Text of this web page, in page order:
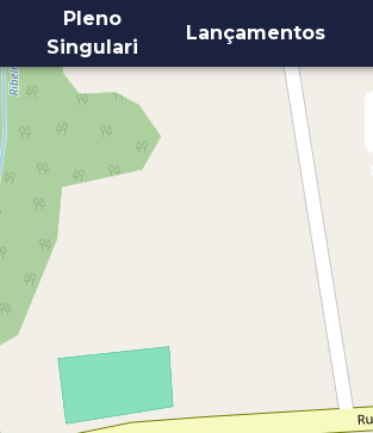
Pleno
Singulari
Lançamentos